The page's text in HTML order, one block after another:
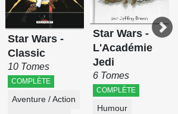
Star Wars -
Classic
10 Tomes
COMPLÈTE
Aventure / Action
Star Wars -
L'Académie
Jedi
6 Tomes
COMPLÈTE
Humour